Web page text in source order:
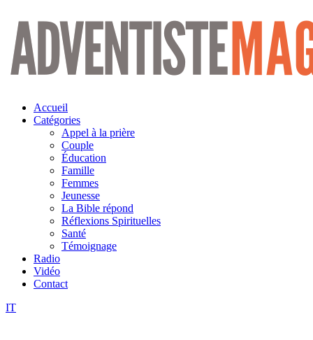
Aller
contenu
Accueil
Catégories
Appel à la prière
Couple
Éducation
Famille
Femmes
Jeunesse
La Bible répond
Réflexions Spirituelles
Santé
Témoignage
Radio
Vidéo
Contact
IT